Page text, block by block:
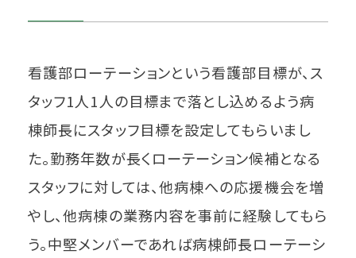
看護部ローテーションという看護部目標が、ス
タッフ1人1人の目標まで落とし込めるよう病
棟師長にスタッフ目標を設定してもらいまし
た。勤務年数が長くローテーション候補となる
スタッフに対しては、他病棟への応援機会を増
やし、他病棟の業務内容を事前に経験してもら
う。中堅メンバーであれば病棟師長ローテーシ